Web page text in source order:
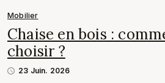
Mobilier
Chaise en bois :
choisir ?
23 Juin. 2026